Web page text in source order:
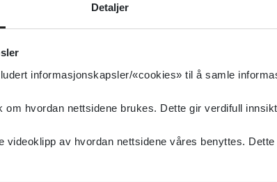
Detaljer
informasjonskapsler/«cookies» til å samle
hvordan nettsidene brukes. Dette gir verdifull
videoklipp av hvordan nettsidene våres benyttes.
CFS - Klinisk skrøpelighetsskala
Legevakthåndboken
Detaljer
Chalders spørreskjema for kronisk